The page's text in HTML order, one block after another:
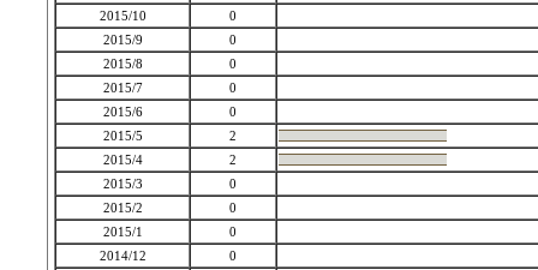
2015/10
0
2015/9
0
2015/8
0
2015/7
0
2015/6
0
2015/5
2
2015/4
2
2015/3
0
2015/2
0
2015/1
0
2014/12
0